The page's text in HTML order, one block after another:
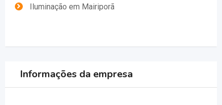
Iluminação em Mairiporã
Informações da empresa